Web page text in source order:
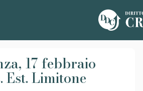
17 febbraio
Est. Limitone